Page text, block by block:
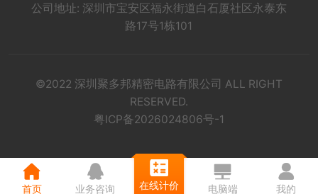
公司地址: 深圳市宝安区福永街道白石厦社区永泰东
路17号1栋101
©2022 深圳聚多邦精密电路有限公司 ALL RIGHT
RESERVED.
粤ICP备2026024806号-1
首页 业务咨询 在线计价 电脑端 我的